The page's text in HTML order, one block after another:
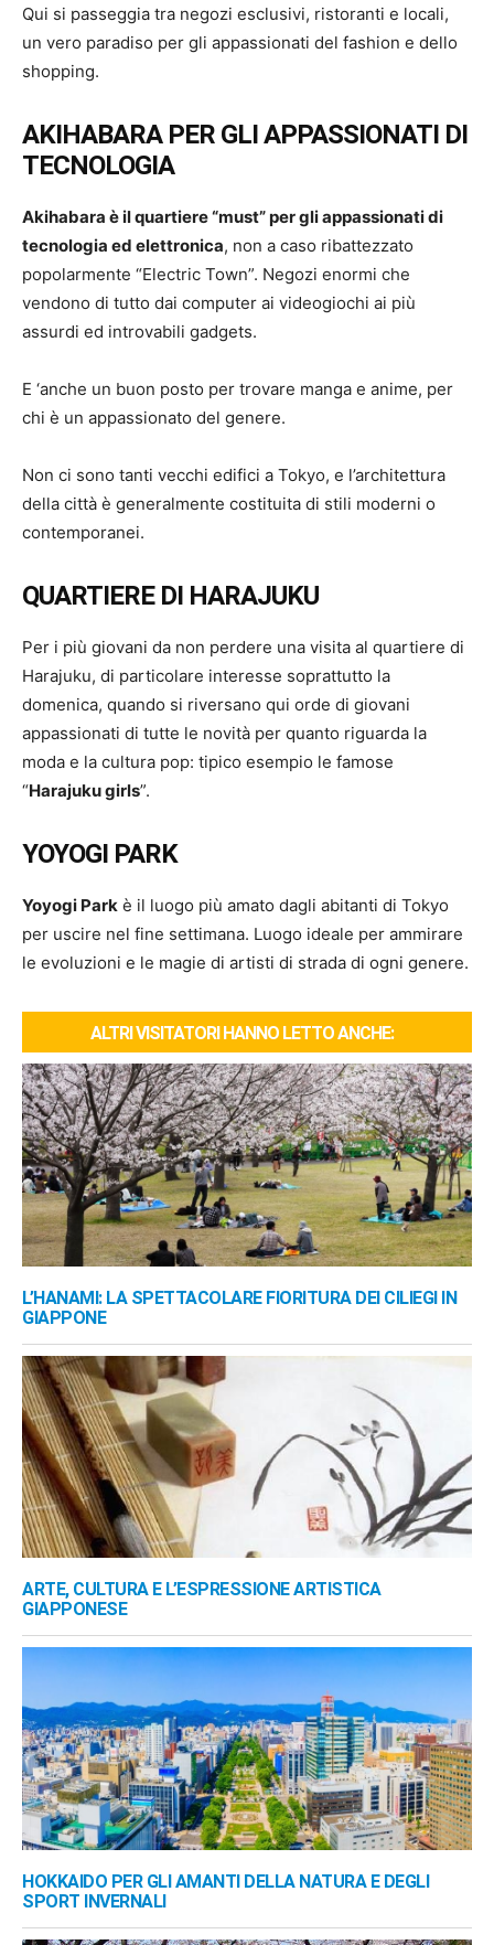
Qui si passeggia tra negozi esclusivi, ristoranti e locali,
un vero paradiso per gli appassionati del fashion e dello
shopping.
AKIHABARA PER GLI APPASSIONATI DI
TECNOLOGIA
Akihabara è il quartiere “must” per gli appassionati di
tecnologia ed elettronica, non a caso ribattezzato
popolarmente “Electric Town”. Negozi enormi che
vendono di tutto dai computer ai videogiochi ai più
assurdi ed introvabili gadgets.
E ‘anche un buon posto per trovare manga e anime, per
chi è un appassionato del genere.
Non ci sono tanti vecchi edifici a Tokyo, e l’architettura
della città è generalmente costituita di stili moderni o
contemporanei.
QUARTIERE DI HARAJUKU
Per i più giovani da non perdere una visita al quartiere di
Harajuku, di particolare interesse soprattutto la
domenica, quando si riversano qui orde di giovani
appassionati di tutte le novità per quanto riguarda la
moda e la cultura pop: tipico esempio le famose
“Harajuku girls”.
YOYOGI PARK
Yoyogi Park è il luogo più amato dagli abitanti di Tokyo
per uscire nel fine settimana. Luogo ideale per ammirare
le evoluzioni e le magie di artisti di strada di ogni genere.
ALTRI VISITATORI HANNO LETTO ANCHE:
L’HANAMI: LA SPETTACOLARE FIORITURA DEI CILIEGI IN
GIAPPONE
ARTE, CULTURA E L’ESPRESSIONE ARTISTICA
GIAPPONESE
HOKKAIDO PER GLI AMANTI DELLA NATURA E DEGLI
SPORT INVERNALI